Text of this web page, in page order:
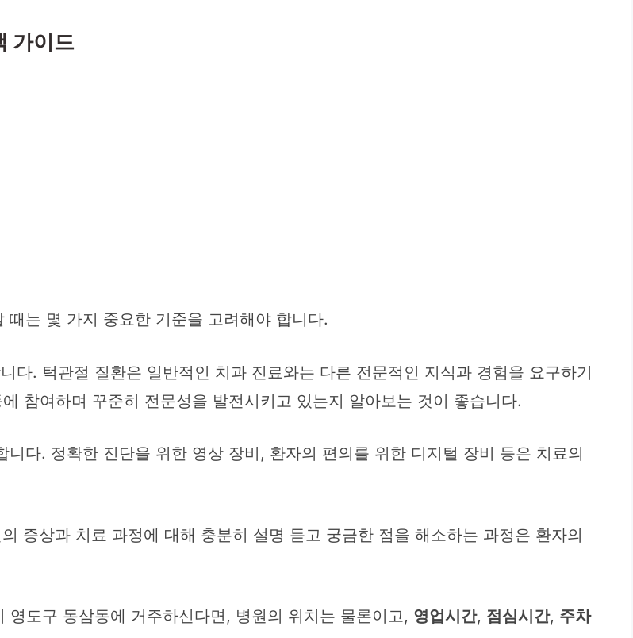
가이드
는 몇 가지 중요한 기준을 고려해야 합니다.
다. 턱관절 질환은 일반적인 치과 진료와는 다른 전문적인 지식과 경험을 요구하기
참여하며 꾸준히 전문성을 발전시키고 있는지 알아보는 것이 좋습니다.
니다. 정확한 진단을 위한 영상 장비, 환자의 편의를 위한 디지털 장비 등은 치료의
증상과 치료 과정에 대해 충분히 설명 듣고 궁금한 점을 해소하는 과정은 환자의
영도구 동삼동에 거주하신다면, 병원의 위치는 물론이고, 영업시간, 점심시간, 주차